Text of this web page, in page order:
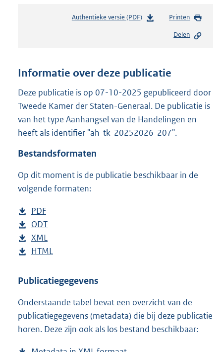
Authentieke versie (PDF)b
n
s
r
o
o
:
Printen
Delen
Informatie over deze publicatie
Deze publicatie is op 07-10-2025 gepubliceerd door
Tweede Kamer der Staten-Generaal. De publicatie is
van het type Aanhangsel van de Handelingen en
heeft als identifier "ah-tk-20252026-207".
Bestandsformaten
Op dit moment is de publicatie beschikbaar in de
volgende formaten:
D
o
w
n
o
d
p
u
PDF
e
s
t
n
s
g
r
D
o
w
l
a
d
p
ODT
s
a
d
s
g
D
o
n
o
a
d
XML
e
t
n
d
s
D
w
l
o
a
HTML
s
a
n
d
Publicatiegegevens
Onderstaande tabel bevat een overzicht van de
publicatiegegevens (metadata) die bij deze publicatie
horen. Deze zijn ook als los bestand beschikbaar: